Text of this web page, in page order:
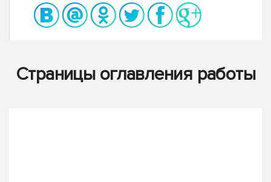
Страницы оглавления работы